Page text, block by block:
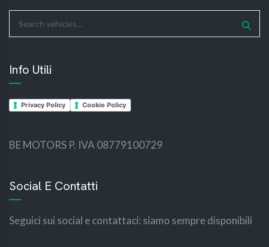
Info Utili
Privacy Policy Cookie Policy
BE MOTORS P. IVA 08779100729
Social E Contatti
Seguici sui social e contattaci: siamo sempre disponibili